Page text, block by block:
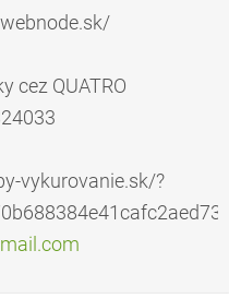
cez QUATRO
vykurovanie.sk/?
com